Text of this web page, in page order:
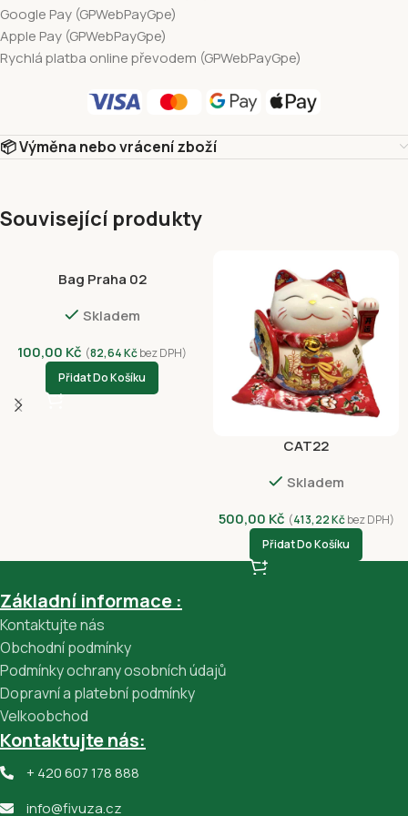
Google Pay (GPWebPayGpe)
Apple Pay (GPWebPayGpe)
Rychlá platba online převodem (GPWebPayGpe)
📦 Výměna nebo vrácení zboží
Související produkty
Bag Praha 02
Skladem
100,00 Kč (82,64Kčbez DPH)
Přidat Do Košíku
CAT22
Skladem
500,00 Kč (413,22Kčbez DPH)
Přidat Do Košíku
Základní informace :
Kontaktujte nás
Obchodní podmínky
Podmínky ochrany osobních údajů
Dopravní a platební podmínky
Velkoobchod
Kontaktujte nás:
+ 420 607 178 888
info@fivuza.cz